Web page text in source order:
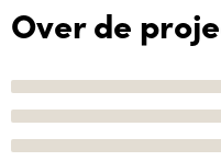
Over de